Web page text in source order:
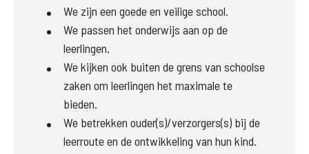
We zijn een goede en veilige school.
We passen het onderwijs aan op de
leerlingen.
We kijken ook buiten de grens van schoolse
zaken om leerlingen het maximale te
bieden.
We betrekken ouder(s)/verzorgers(s) bij de
leerroute en de ontwikkeling van hun kind.